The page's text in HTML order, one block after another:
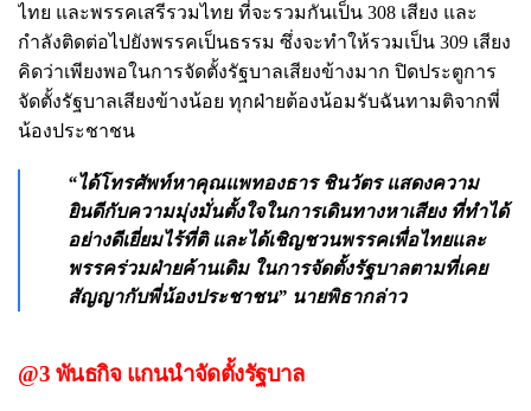
ไทย และพรรคเสรีรวมไทย ที่จะรวมกันเป็น 308 เสียง และ
กำลังติดต่อไปยังพรรคเป็นธรรม ซึ่งจะทำให้รวมเป็น 309 เสียง
คิดว่าเพียงพอในการจัดตั้งรัฐบาลเสียงข้างมาก ปิดประตูการ
จัดตั้งรัฐบาลเสียงข้างน้อย ทุกฝ่ายต้องน้อมรับฉันทามติจากพี่
น้องประชาชน
“ได้โทรศัพท์หาคุณแพทองธาร ชินวัตร แสดงความ
ยินดีกับความมุ่งมั่นตั้งใจในการเดินทางหาเสียง ที่ทำได้
อย่างดีเยี่ยมไร้ที่ติ และได้เชิญชวนพรรคเพื่อไทยและ
พรรคร่วมฝ่ายค้านเดิม ในการจัดตั้งรัฐบาลตามที่เคย
สัญญากับพี่น้องประชาชน” นายพิธากล่าว
@3 พันธกิจ แกนนำจัดตั้งรัฐบาล